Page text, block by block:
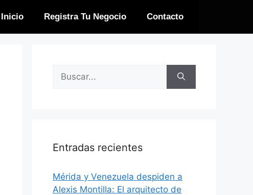
Inicio Registra Tu Negocio Contacto
Entradas recientes
​Mérida y Venezuela despiden a
Alexis Montilla: El arquitecto de